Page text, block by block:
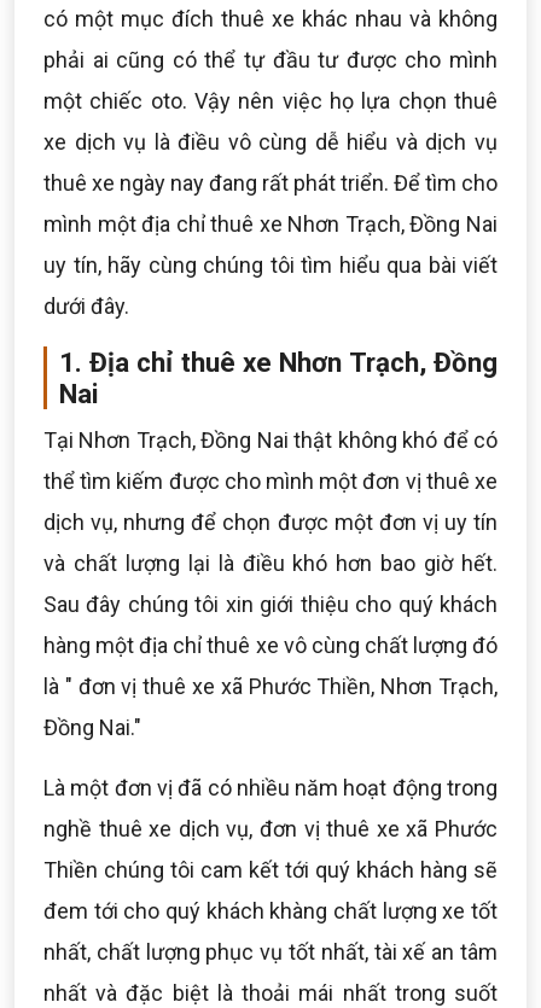
có một mục đích thuê xe khác nhau và không
phải ai cũng có thể tự đầu tư được cho mình
một chiếc oto. Vậy nên việc họ lựa chọn thuê
xe dịch vụ là điều vô cùng dễ hiểu và dịch vụ
thuê xe ngày nay đang rất phát triển. Để tìm cho
mình một địa chỉ thuê xe Nhơn Trạch, Đồng Nai
uy tín, hãy cùng chúng tôi tìm hiểu qua bài viết
dưới đây.
1. Địa chỉ thuê xe Nhơn Trạch, Đồng
Nai
Tại Nhơn Trạch, Đồng Nai thật không khó để có
thể tìm kiếm được cho mình một đơn vị thuê xe
dịch vụ, nhưng để chọn được một đơn vị uy tín
và chất lượng lại là điều khó hơn bao giờ hết.
Sau đây chúng tôi xin giới thiệu cho quý khách
hàng một địa chỉ thuê xe vô cùng chất lượng đó
là " đơn vị thuê xe xã Phước Thiền, Nhơn Trạch,
Đồng Nai."
Là một đơn vị đã có nhiều năm hoạt động trong
nghề thuê xe dịch vụ, đơn vị thuê xe xã Phước
Thiền chúng tôi cam kết tới quý khách hàng sẽ
đem tới cho quý khách khàng chất lượng xe tốt
nhất, chất lượng phục vụ tốt nhất, tài xế an tâm
nhất và đặc biệt là thoải mái nhất trong suốt